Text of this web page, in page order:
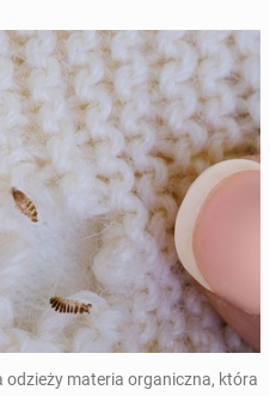
materia or­ga­nicz­na, która